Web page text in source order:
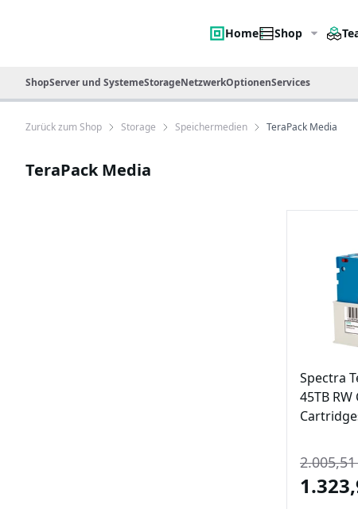
Home Shop
ShopServer und SystemeStorageNetzwerkOptionenServices
Zurück zum Shop Storage Speichermedien TeraPack Media
TeraPack Media
Spectra
45TB